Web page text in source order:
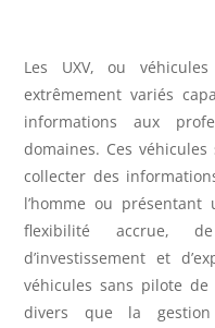
Les UXV, ou
extrêmementvariés
informations aux
domaines. Ces véhicules
collecter des
l’homme ou présentant
flexibilité accrue,
d’investissement et
véhiculessans pilote de
divers que la